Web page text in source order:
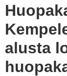
alusta